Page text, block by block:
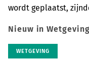
wordt geplaatst,
Nieuw in Wetgeving
WETGEVING